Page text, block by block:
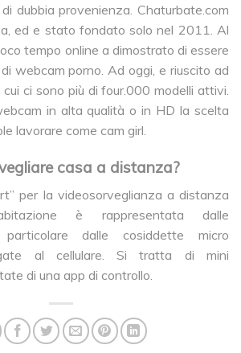
dubbia provenienza. Chaturbate.com
ed e stato fondato solo nel 2011. Al
tempo online a dimostrato di essere
webcam porno. Ad oggi, e riuscito ad
ci sono più di four.000 modelli attivi.
in alta qualità o in HD la scelta
lavorare come cam girl.
casa a distanza?
per la videosorveglianza a distanza
è rappresentata dalle
particolare dalle cosiddette micro
al cellulare. Si tratta di mini
di una app di controllo.